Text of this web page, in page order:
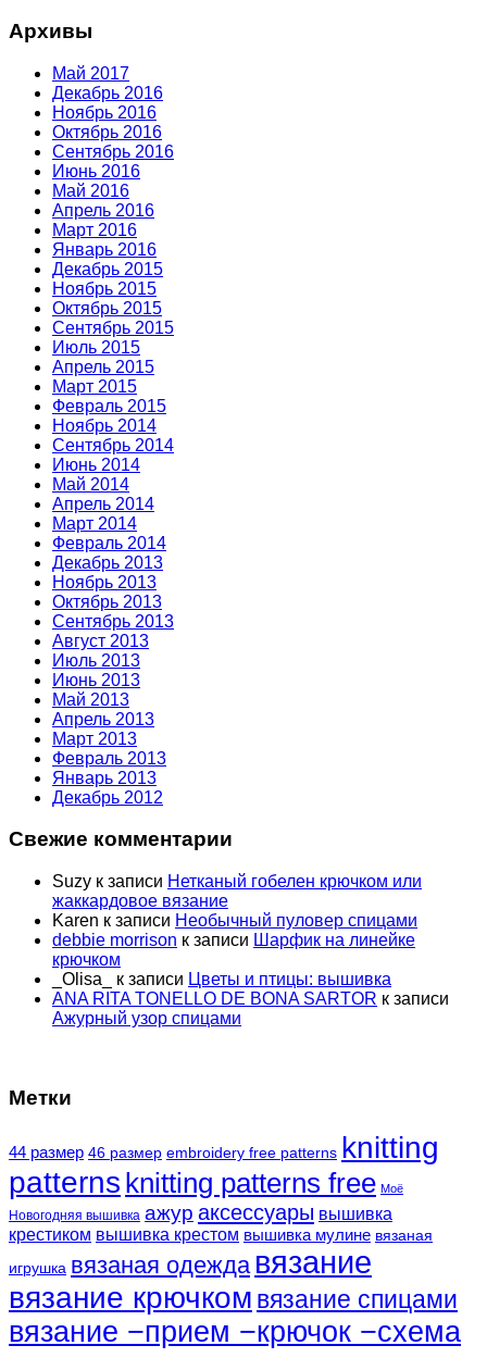
Архивы
Май 2017
Декабрь 2016
Ноябрь 2016
Октябрь 2016
Сентябрь 2016
Июнь 2016
Май 2016
Апрель 2016
Март 2016
Январь 2016
Декабрь 2015
Ноябрь 2015
Октябрь 2015
Сентябрь 2015
Июль 2015
Апрель 2015
Март 2015
Февраль 2015
Ноябрь 2014
Сентябрь 2014
Июнь 2014
Май 2014
Апрель 2014
Март 2014
Февраль 2014
Декабрь 2013
Ноябрь 2013
Октябрь 2013
Сентябрь 2013
Август 2013
Июль 2013
Июнь 2013
Май 2013
Апрель 2013
Март 2013
Февраль 2013
Январь 2013
Декабрь 2012
Свежие комментарии
Suzy к записи Нетканый гобелен крючком или
жаккардовое вязание
Karen к записи Необычный пуловер спицами
debbie morrison к записи Шарфик на линейке
крючком
_Olisa_
к записи Цветы и птицы: вышивка
ANA RITA TONELLO DE BONA SARTOR к записи
Ажурный узор спицами
Метки
44 размер 46 размер embroidery free patterns knitting
patterns knitting patterns free Моё
Новогодняя вышивка ажур аксессуары вышивка
крестиком вышивка крестом вышивка мулине вязаная
игрушка вязаная одежда вязание
вязание крючком вязание спицами
вязание −прием −крючок −схема